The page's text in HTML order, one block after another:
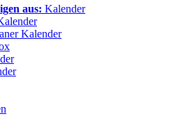
aus: Kalender
Kalender